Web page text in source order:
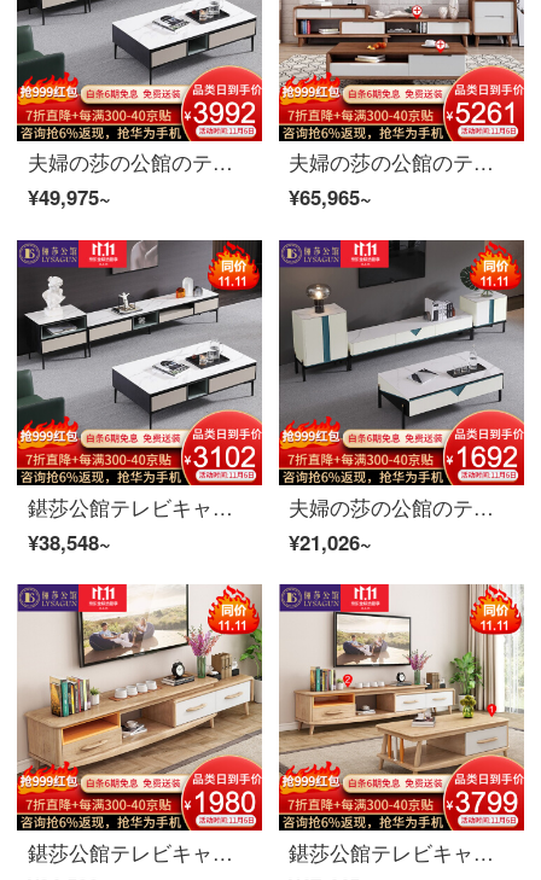
夫婦の莎の公館のテレビの箱北欧の軽奢なテレビの箱のお茶の何組のスーツの客間のイタリア式の極簡の岩板の物置きの逸品の家具のテレビの箱+お茶の何+斗の箱のテレビの箱
¥49,975~
夫婦の莎の公館のテレビの箱の北欧のテレビの箱のお茶の組み合わせのスーツの近代的な客間は簡単に伸縮して物の箱の逸品の家具のお茶の何+テレビの箱+斗の箱+は箱の胡桃の色を掛けます
¥65,965~
鍖莎公館テレビキャビネット北欧軽奢テレビキャビネット茶何セット客間イタリア式極簡岩板収納物棚逸品家具岩板テレビキャビネット+岩板茶何テレビキャビネット
¥38,548~
夫婦の莎の公館のテレビの箱北欧の軽奢なテレビの箱のお茶の組み合わせのスーツの近代的な客間の簡単な岩板の物置きの逸品の家具の岩板のテレビの箱の2.0 mテレビの箱
¥21,026~
鍖莎公館テレビキャビネット北欧実木テレビキャビネット茶のセットリビングは簡単で伸縮性のある物置の家具はテレビキャビネットの白蝋の木に伸縮します。
鍖莎公館テレビキャビネット北欧実木テレビキャビネット茶何セットリビングは簡単で伸縮性のある物置の家具はテレビキャビネットに伸縮します。